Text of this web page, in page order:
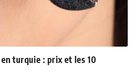
turquie : prix et les 10